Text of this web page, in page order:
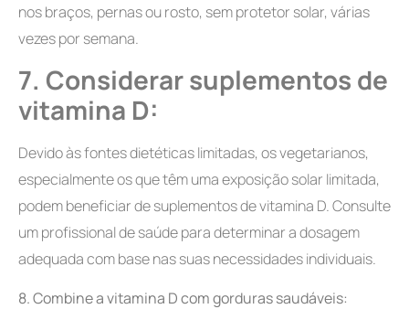
nos braços, pernas ou rosto, sem protetor solar, várias
vezes por semana.
7. Considerar suplementos de
vitamina D:
Devido às fontes dietéticas limitadas, os vegetarianos,
especialmente os que têm uma exposição solar limitada,
podem beneficiar de suplementos de vitamina D. Consulte
um profissional de saúde para determinar a dosagem
adequada com base nas suas necessidades individuais.
8.Combine a vitamina D com gorduras saudáveis: